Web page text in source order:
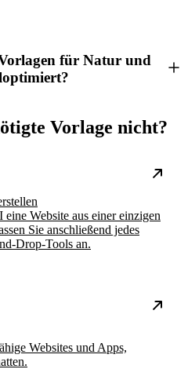
für Natur und
Vorlage nicht?
Website aus einer einzigen
Sie anschließend jedes
Drop-Tools an.
Websites und Apps,